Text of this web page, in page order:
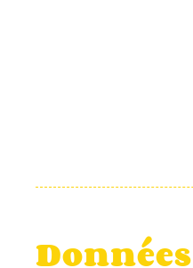
Données